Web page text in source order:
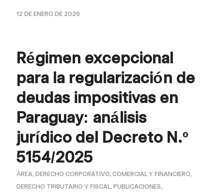
12 DE ENERO DE 2026
Régimen excepcional
para la regularización de
deudas impositivas en
Paraguay: análisis
jurídico del Decreto N.º
5154/2025
ÁREA, DERECHO CORPORATIVO, COMERCIAL Y FINANCIERO,
DERECHO TRIBUTARIO Y FISCAL, PUBLICACIONES,